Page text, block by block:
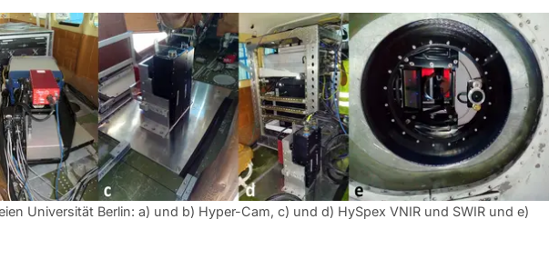
Universität Berlin: a) und b) Hyper-Cam, c) und d) HySpex VNIR und SWIR und e)